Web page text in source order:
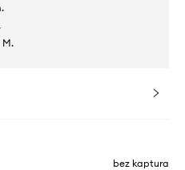
M.
bez kaptura